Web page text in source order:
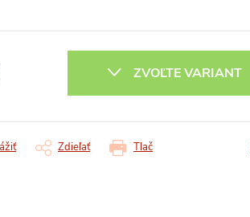
ZVOĽTE VARIANT
Tlač
Zdieľať